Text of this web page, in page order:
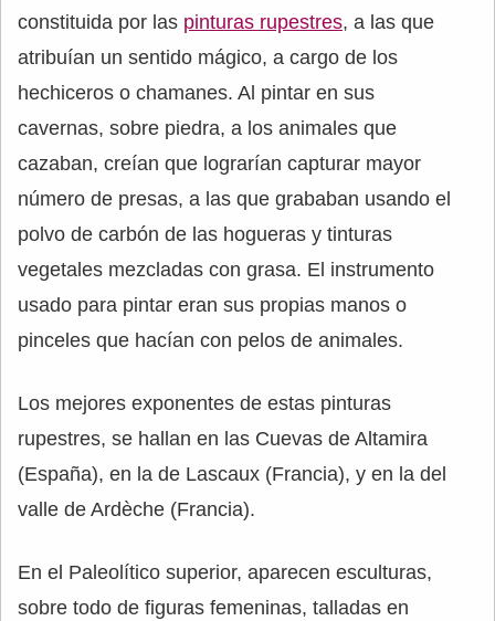
constituida por las pinturas rupestres, a las que
atribuían un sentido mágico, a cargo de los
hechiceros o chamanes. Al pintar en sus
cavernas, sobre piedra, a los animales que
cazaban, creían que lograrían capturar mayor
número de presas, a las que grababan usando el
polvo de carbón de las hogueras y tinturas
vegetales mezcladas con grasa. El instrumento
usado para pintar eran sus propias manos o
pinceles que hacían con pelos de animales.
Los mejores exponentes de estas pinturas
rupestres, se hallan en las Cuevas de Altamira
(España), en la de Lascaux (Francia), y en la del
valle de Ardèche (Francia).
En el Paleolítico superior, aparecen esculturas,
sobre todo de figuras femeninas, talladas en